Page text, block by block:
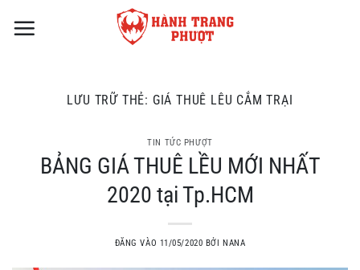
qua
LƯU TRỮ THẺ: GIÁ THUÊ LÊU CẮM TRẠI
TIN TỨC PHƯỢT
BẢNG GIÁ THUÊ LỀU MỚI NHẤT
2020 tại Tp.HCM
ĐĂNG VÀO 11/05/2020 BỞINANA